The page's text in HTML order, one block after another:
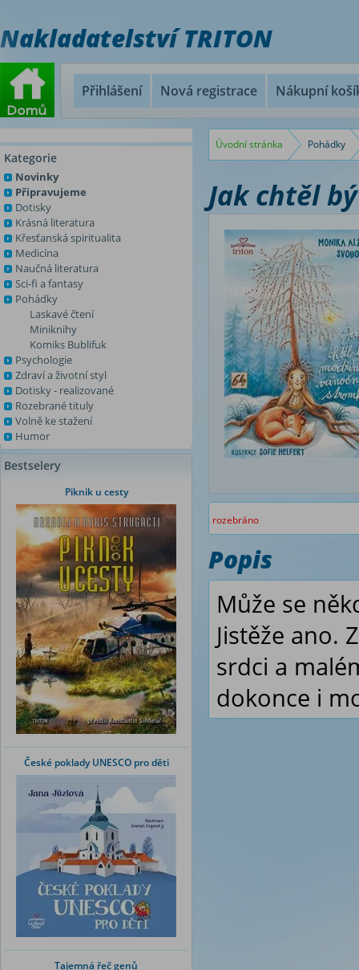
Nakladatelství TRITON
Přihlášení Nová registrace Nákupní
Kategorie
Novinky
Připravujeme
Dotisky
Krásná literatura
Křesťanská spiritualita
Medicína
Naučná literatura
Sci-fi a fantasy
Pohádky
Laskavé čtení
Miniknihy
Komiks Bublifuk
Psychologie
Zdraví a životní styl
Dotisky - realizované
Rozebrané tituly
Volně ke stažení
Humor
Bestselery
Piknik u cesty
České poklady UNESCO pro děti
Tajemná řeč genů
Úvodní stránka Pohádky
Jak chtěl
rozebráno
Popis
Může se
Jistěže ano.
srdci a
dokonce i